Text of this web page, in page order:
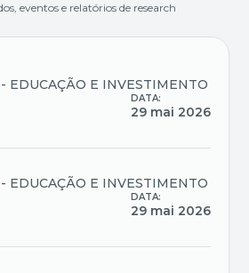
eventos e relatórios de research
EDUCAÇÃO E INVESTIMENTO
DATA:
29 mai 2026
EDUCAÇÃO E INVESTIMENTO
DATA:
29 mai 2026